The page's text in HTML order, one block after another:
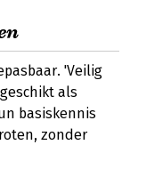
'Veilig
als
basiskennis
zonder